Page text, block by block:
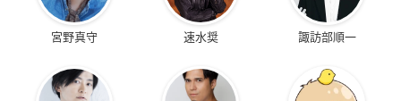
宮野真守 速水奨 諏訪部順一